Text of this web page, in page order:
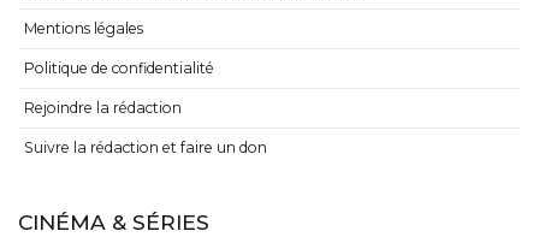
Mentions légales
Politique de confidentialité
Rejoindre la rédaction
Suivre la rédaction et faire un don
CINÉMA & SÉRIES